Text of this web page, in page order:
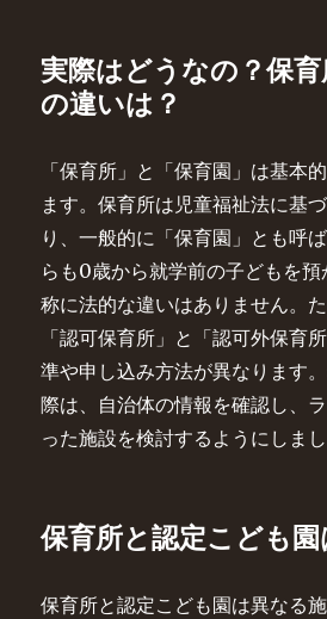
実際はどうなの？保
の違いは？
「保育所」と「保育園」は基本
ます。保育所は児童福祉法に基
り、一般的に「保育園」とも呼
らも0歳から就学前の子どもを
称に法的な違いはありません。
「認可保育所」と「認可外保育
準や申し込み方法が異なります
際は、自治体の情報を確認し、
った施設を検討するようにしまし
保育所と認定こども園
保育所と認定こども園は異なる